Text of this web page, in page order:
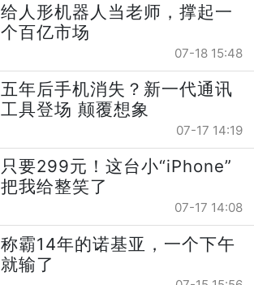
给人形机器人当老师，撑起一
个百亿市场
07-18 15:48
五年后手机消失？新一代通讯
工具登场 颠覆想象
07-17 14:19
只要299元！这台小“iPhone”
把我给整笑了
07-17 14:08
称霸14年的诺基亚，一个下午
就输了